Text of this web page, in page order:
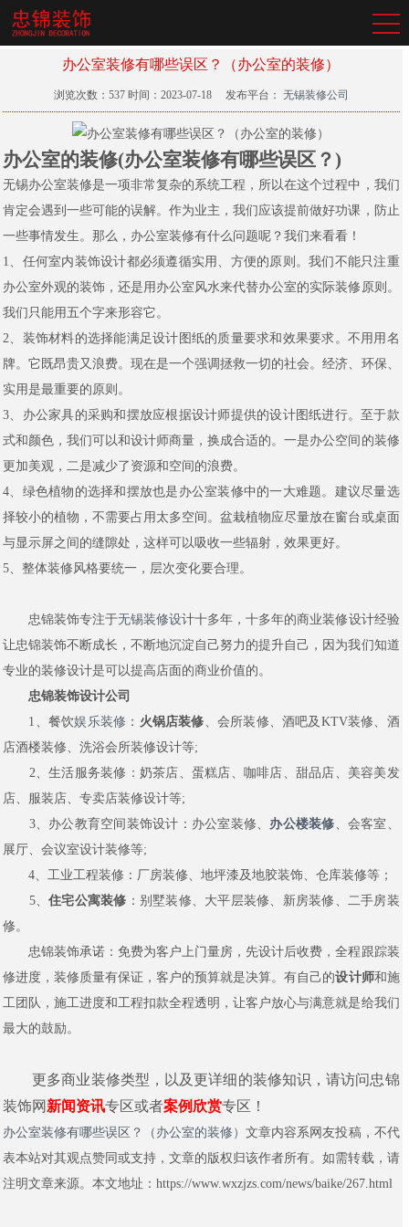
办公室装修有哪些误区？（办公室的装修）
浏览次数： 537 时间：2023-07-18 发布平台： 无锡装修公司
办公室的装修(办公室装修有哪些误区？)
无锡办公室装修是一项非常复杂的系统工程，所以在这个过程中，我们
肯定会遇到一些可能的误解。作为业主，我们应该提前做好功课，防止
一些事情发生。那么，办公室装修有什么问题呢？我们来看看！
1、任何室内装饰设计都必须遵循实用、方便的原则。我们不能只注重
办公室外观的装饰，还是用办公室风水来代替办公室的实际装修原则。
我们只能用五个字来形容它。
2、装饰材料的选择能满足设计图纸的质量要求和效果要求。不用用名
牌。它既昂贵又浪费。现在是一个强调拯救一切的社会。经济、环保、
实用是最重要的原则。
3、办公家具的采购和摆放应根据设计师提供的设计图纸进行。至于款
式和颜色，我们可以和设计师商量，换成合适的。一是办公空间的装修
更加美观，二是减少了资源和空间的浪费。
4、绿色植物的选择和摆放也是办公室装修中的一大难题。建议尽量选
择较小的植物，不需要占用太多空间。盆栽植物应尽量放在窗台或桌面
与显示屏之间的缝隙处，这样可以吸收一些辐射，效果更好。
5、整体装修风格要统一，层次变化要合理。
忠锦装饰专注于无锡装修设计十多年，十多年的商业装修设计经验
让忠锦装饰不断成长，不断地沉淀自己努力的提升自己，因为我们知道
专业的装修设计是可以提高店面的商业价值的。
忠锦装饰设计公司
1、餐饮娱乐装修 ： 火锅店装修、会所装修、酒吧及KTV装修、酒
店酒楼装修、洗浴会所装修设计等;
2、生活服务装修：奶茶店、蛋糕店、咖啡店、甜品店、美容美发
店、服装店、专卖店装修设计等;
3、办公教育空间装饰设计：办公室装修、 办公楼装修、会客室、
展厅、会议室设计装修等;
4、工业工程装修：厂房装修、地坪漆及地胶装饰、仓库装修等；
5、住宅公寓装修 ：别墅装修、大平层装修、新房装修、二手房装
修。
忠锦装饰承诺：免费为客户上门量房，先设计后收费，全程跟踪装
修进度，装修质量有保证，客户的预算就是决算。有自己的设计师和施
工团队，施工进度和工程扣款全程透明，让客户放心与满意就是给我们
最大的鼓励。
更多商业装修类型，以及更详细的装修知识，请访问忠锦
装饰网 新闻资讯专区或者案例欣赏专区！
办公室装修有哪些误区？（办公室的装修）文章内容系网友投稿，不代
表本站对其观点赞同或支持，文章的版权归该作者所有。如需转载，请
注明文章来源。本文地址：https://www.wxzjzs.com/news/baike/267.html